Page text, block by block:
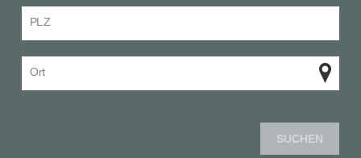
PLZ
Ort
SUCHEN